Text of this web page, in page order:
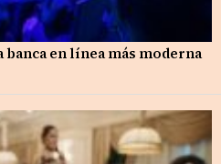
banca en línea más moderna